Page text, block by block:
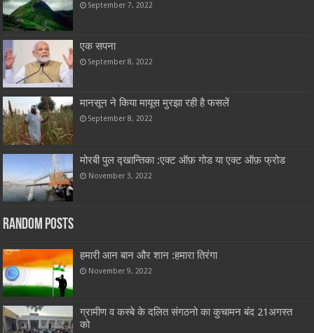
September 7, 2022
एक सपना
September 8, 2022
मानसून ने किया मायूस मुरझा रही है फसलें
September 8, 2022
मोरबी पुल द्खान्तिका :एक्ट ऑफ़ गोड या एक्ट ऑफ़ फ्रोड
November 3, 2022
Random Posts
हमारी आन बान और शान :हमारा तिरंगा
November 9, 2022
ग्रामीण व कस्बे के दलित संगठनो का कुचामन बंद 21अगस्त
को